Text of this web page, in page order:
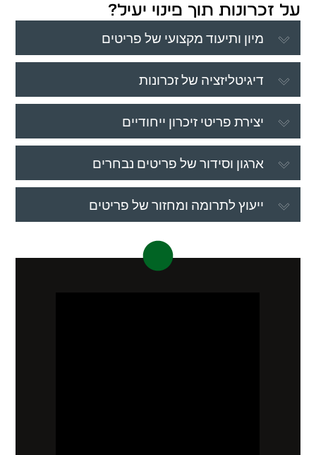
על זכרונות תוך פינוי יעיל?
מיון ותיעוד מקצועי של פריטים
דיגיטליזציה של זכרונות
יצירת פריטי זיכרון ייחודיים
ארגון וסידור של פריטים נבחרים
ייעוץ לתרומה ומחזור של פריטים